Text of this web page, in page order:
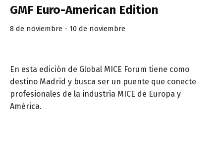
GMF Euro-American Edition
8 de noviembre - 10 de noviembre
En esta edición de Global MICE Forum tiene como
destino Madrid y busca ser un puente que conecte
profesionales de la industria MICE de Europa y
América.